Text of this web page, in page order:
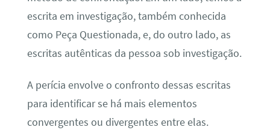
escrita em investigação, também conhecida
como Peça Questionada, e, do outro lado, as
escritas autênticas da pessoa sob investigação.
A perícia envolve o confronto dessas escritas
para identificar se há mais elementos
convergentes ou divergentes entre elas.